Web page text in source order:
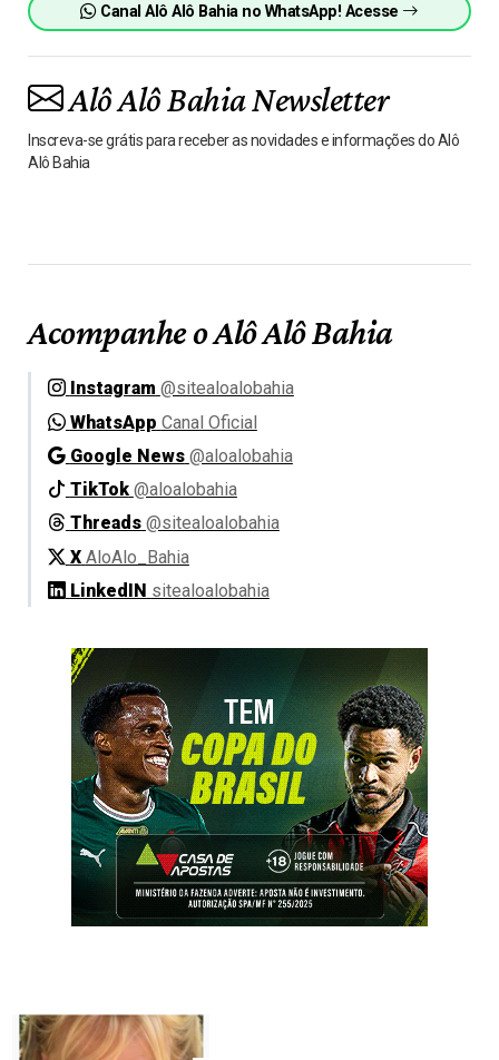
Canal Alô Alô Bahia no WhatsApp! Acesse
Alô Alô Bahia Newsletter
Inscreva-se grátis para receber as novidades e informações do Alô
Alô Bahia
Acompanhe o Alô Alô Bahia
Instagram @sitealoalobahia
WhatsApp Canal Oficial
Google News @aloalobahia
TikTok @aloalobahia
Threads @sitealoalobahia
X AloAlo_Bahia
LinkedIN sitealoalobahia